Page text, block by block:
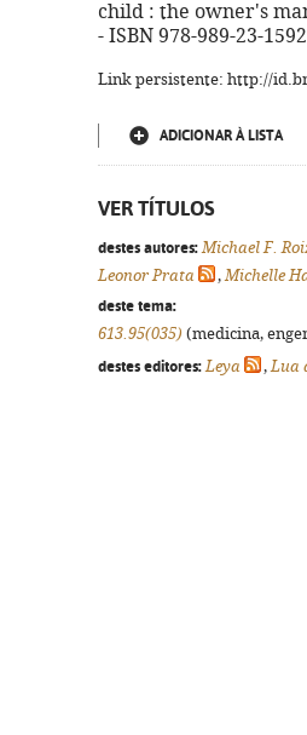
child : the owner's
- ISBN 978-989-23-
Link persistente: http://
ADICIONAR À LISTA
VER TÍTULOS
destes autores: Michael F.
Leonor Prata
,Michelle
deste tema:
613.95(035) (medicina,
destes editores: Leya ,Lua